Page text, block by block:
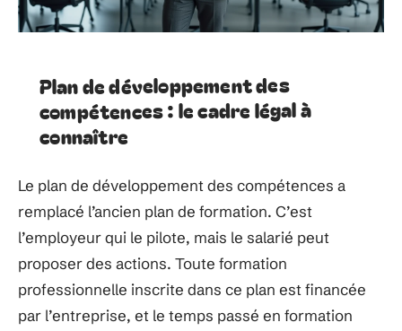
Plan de développement des
compétences : le cadre légal à
connaître
Le plan de développement des compétences a
remplacé l’ancien plan de formation. C’est
l’employeur qui le pilote, mais le salarié peut
proposer des actions. Toute formation
professionnelle inscrite dans ce plan est financée
par l’entreprise, et le temps passé en formation